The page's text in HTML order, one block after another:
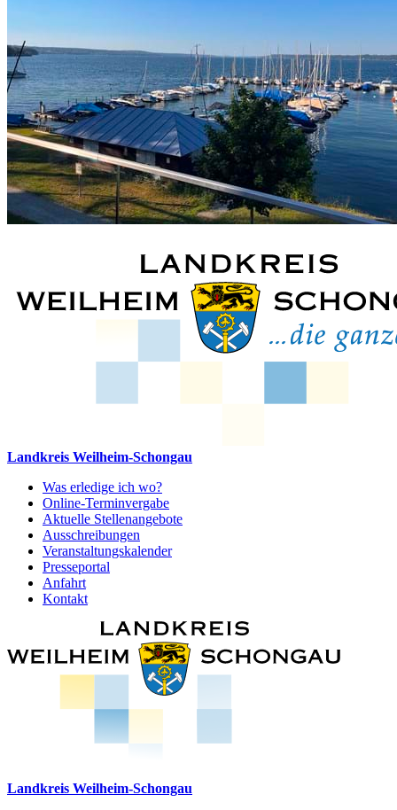
Landkreis Weilheim-Schongau
Was erledige ich wo?
Online-Terminvergabe
Aktuelle Stellenangebote
Ausschreibungen
Veranstaltungskalender
Presseportal
Anfahrt
Kontakt
Landkreis Weilheim-Schongau